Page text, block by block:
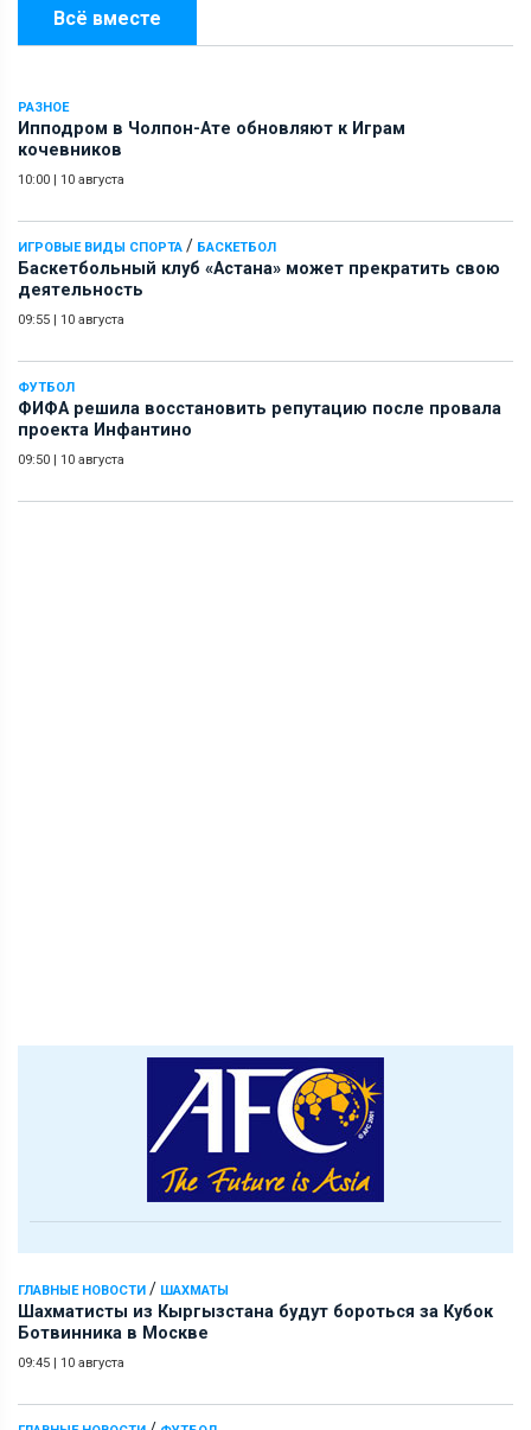
Всё вместе
РАЗНОЕ
Ипподром в Чолпон-Ате обновляют к Играм
кочевников
10:00 | 10 августа
ИГРОВЫЕ ВИДЫ СПОРТА / БАСКЕТБОЛ
Баскетбольный клуб «Астана» может прекратить свою
деятельность
09:55 | 10 августа
ФУТБОЛ
ФИФА решила восстановить репутацию после провала
проекта Инфантино
09:50 | 10 августа
ГЛАВНЫЕ НОВОСТИ / ШАХМАТЫ
Шахматисты из Кыргызстана будут бороться за Кубок
Ботвинника в Москве
09:45 | 10 августа